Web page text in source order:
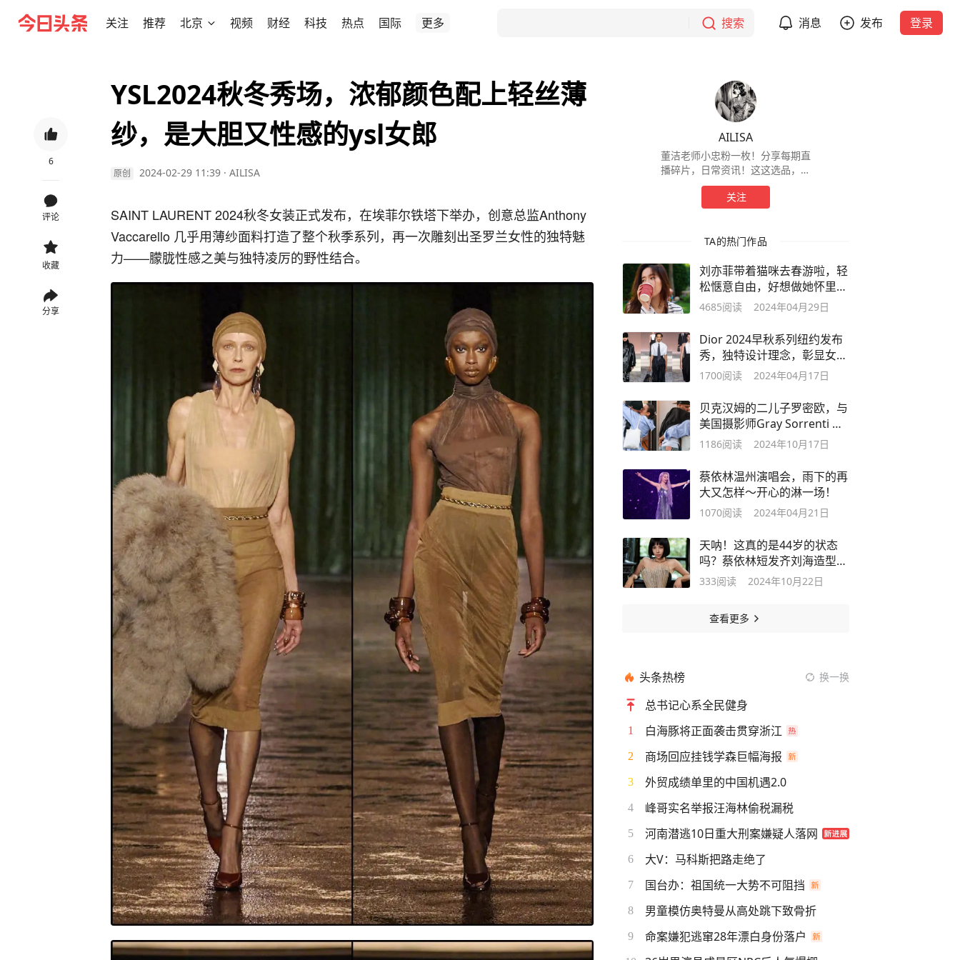
关注 推荐 北京 视频 财经 科技 热点 国际 更多 搜索 消息 发布 登录
6
评论
收藏
分享
YSL2024秋冬秀场，浓郁颜色配上轻丝薄
纱，是大胆又性感的ysl女郎
原创 2024-02-29 11:39 · AILISA
SAINT LAURENT 2024秋冬女装正式发布，在埃菲尔铁塔下举办，创意总监Anthony
Vaccarello 几乎用薄纱面料打造了整个秋季系列，再一次雕刻出圣罗兰女性的独特魅
力——朦胧性感之美与独特凌厉的野性结合。
AILISA
董洁老师小忠粉一枚！分享每期直
播碎片，日常资讯！这这选品，这
穿搭，无论是通勤还是出街，都是
值得日常搭配参考～
关注
TA的热门作品
刘亦菲带着猫咪去春游啦，轻
松惬意自由，好想做她怀里的
那只猫呀
4685阅读 2024年04月29日
Dior 2024早秋系列纽约发布
秀，独特设计理念，彰显女性
多面魅力。
1700阅读 2024年04月17日
贝克汉姆的二儿子罗密欧，与
美国摄影师Gray Sorrenti 的
恋情公开了
1186阅读 2024年10月17日
蔡依林温州演唱会，雨下的再
大又怎样～开心的淋一场！
1070阅读 2024年04月21日
天呐！这真的是44岁的状态
吗？蔡依林短发齐刘海造型，
好辣妹！
333阅读 2024年10月22日
查看更多
头条热榜 换一换
总书记心系全民健身
1 白海豚将正面袭击贯穿浙江
2 商场回应挂钱学森巨幅海报
3 外贸成绩单里的中国机遇2.0
4 峰哥实名举报汪海林偷税漏税
5 河南潜逃10日重大刑案嫌疑人落网
6 大V：马科斯把路走绝了
7 国台办：祖国统一大势不可阻挡
8 男童模仿奥特曼从高处跳下致骨折
9 命案嫌犯逃窜28年漂白身份落户